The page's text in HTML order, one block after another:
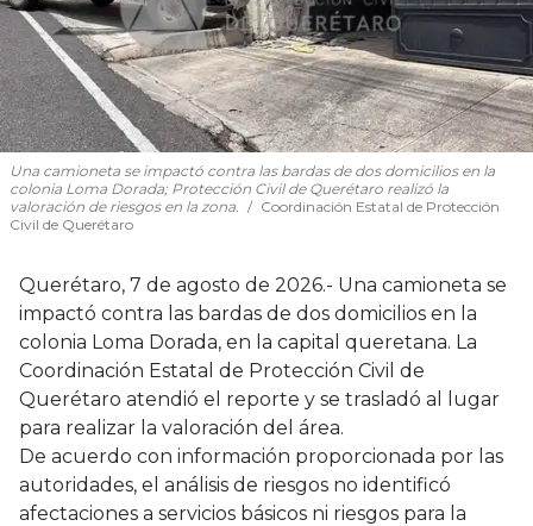
Una camioneta se impactó contra las bardas de dos domicilios en la
colonia Loma Dorada; Protección Civil de Querétaro realizó la
valoración de riesgos en la zona.
Coordinación Estatal de Protección
Civil de Querétaro
Querétaro, 7 de agosto de 2026.- Una camioneta se
impactó contra las bardas de dos domicilios en la
colonia Loma Dorada, en la capital queretana. La
Coordinación Estatal de Protección Civil de
Querétaro atendió el reporte y se trasladó al lugar
para realizar la valoración del área.
De acuerdo con información proporcionada por las
autoridades, el análisis de riesgos no identificó
afectaciones a servicios básicos ni riesgos para la